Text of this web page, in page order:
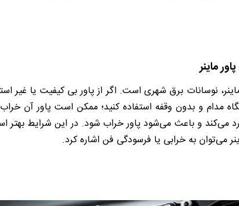
ماینر
نوسانات برق شهری است. اگر از پاور بی کیفیت یا
مدام و بدون وقفه استفاده کنید؛ ممکن است پاور آن
می‌کند و باعث می‌شود پاور خراب شود. در این شرایط بهتر
می‌توان به خرابی یا فرسودگی فن اشاره کرد.